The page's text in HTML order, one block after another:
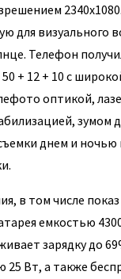
для визуального
Телефон
+ 12 + 10 с
оптикой,
зумом
днем и
в том числе
емкостью
зарядку до
Вт, а также